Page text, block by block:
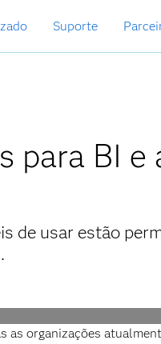
Suporte
para BI
de usar estão
as organizações